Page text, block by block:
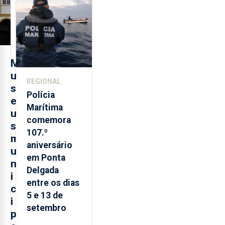
M
u
s
e
u
s
m
u
n
i
c
i
p
evolução
turística
REGIONAL
Polícia
Marítima
comemora
107.º
aniversário
em Ponta
Delgada
entre os dias
5 e 13 de
setembro